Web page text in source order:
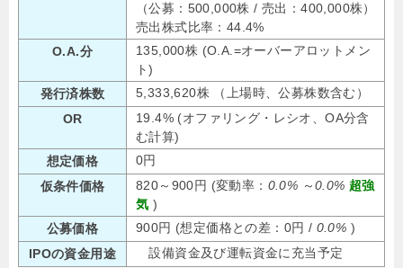
（公募：500,000株 / 売出：400,000株）
売出株式比率：44.4%
O.A.分
135,000株 (O.A.=オーバーアロットメン
ト)
発行済株数
5,333,620株 （上場時、公募株数含む）
OR
19.4% (オファリング・レシオ、OA分含
む計算)
想定価格
0円
仮条件価格
820～900円 (変動率： 0.0% ～0.0% 超強
気 )
公募価格
900円 (想定価格との差：0円 / 0.0% )
IPOの資金用途
設備資金及び運転資金に充当予定